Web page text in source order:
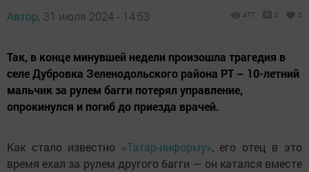
Автор, 31 июля 2024 - 14:53 477 0 0
Так, в конце минувшей недели произошла трагедия в
селе Дубровка Зеленодольского района РТ – 10-летний
мальчик за рулем багги потерял управление,
опрокинулся и погиб до приезда врачей.
Как стало известно «Татар-информу», его отец в это
время ехал за рулем другого багги — он катался вместе